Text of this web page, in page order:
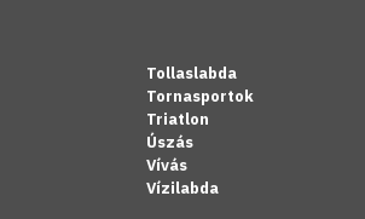
Tollaslabda
Tornasportok
Triatlon
Úszás
Vívás
Vízilabda